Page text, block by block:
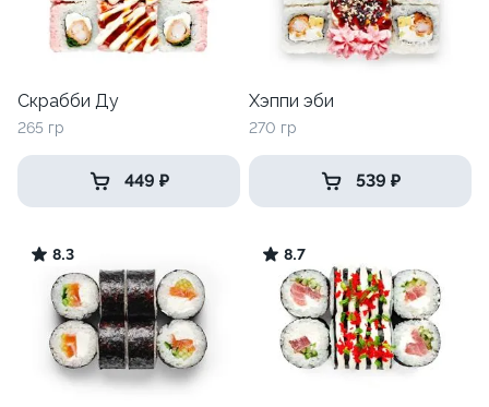
Скрабби Ду
265 гр
449 ₽
Хэппи эби
270 гр
539 ₽
8.3 8.7